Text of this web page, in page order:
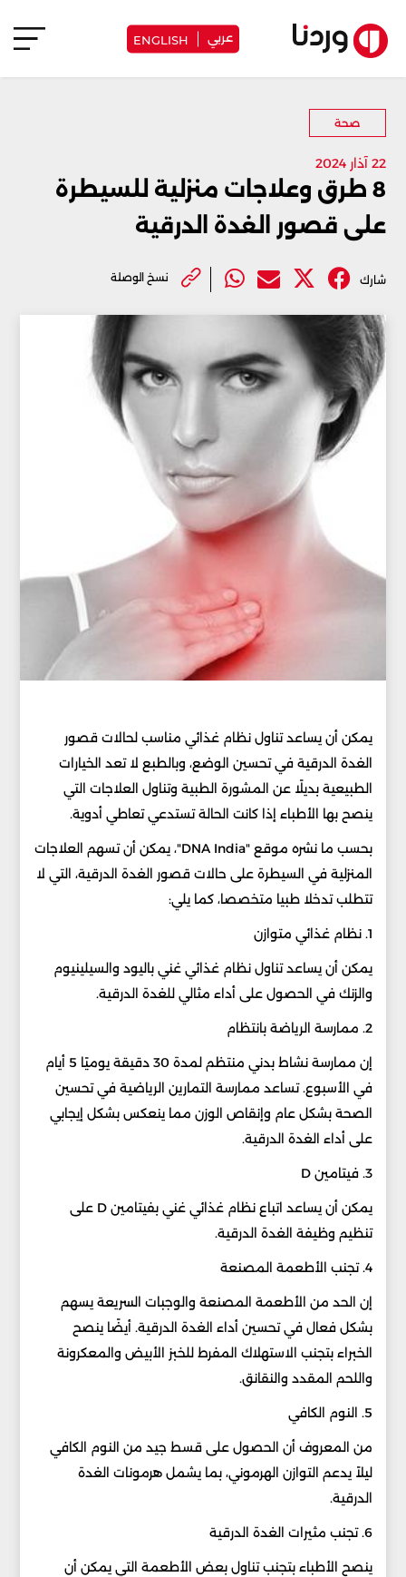
عربي ENGLISH
صحة
22 آذار 2024
8 طرق وعلاجات منزلية للسيطرة
على قصور الغدة الدرقية
شارك نسخ الوصلة
يمكن أن يساعد تناول نظام غذائي مناسب لحالات قصور
الغدة الدرقية في تحسين الوضع، وبالطبع لا تعد الخيارات
الطبيعية بديلًا عن المشورة الطبية وتناول العلاجات التي
ينصح بها الأطباء إذا كانت الحالة تستدعي تعاطي أدوية.
بحسب ما نشره موقع "DNA India"، يمكن أن تسهم العلاجات
المنزلية في السيطرة على حالات قصور الغدة الدرقية، التي لا
تتطلب تدخلا طبيا متخصصا، كما يلي:
1. نظام غذائي متوازن
يمكن أن يساعد تناول نظام غذائي غني باليود والسيلينيوم
والزنك في الحصول على أداء مثالي للغدة الدرقية.
2. ممارسة الرياضة بانتظام
إن ممارسة نشاط بدني منتظم لمدة 30 دقيقة يوميًا 5 أيام
في الأسبوع. تساعد ممارسة التمارين الرياضية في تحسين
الصحة بشكل عام وإنقاص الوزن مما ينعكس بشكل إيجابي
على أداء الغدة الدرقية.
3. فيتامين D
يمكن أن يساعد اتباع نظام غذائي غني بفيتامين D على
تنظيم وظيفة الغدة الدرقية.
4. تجنب الأطعمة المصنعة
إن الحد من الأطعمة المصنعة والوجبات السريعة يسهم
بشكل فعال في تحسين أداء الغدة الدرقية. أيضًا ينصح
الخبراء بتجنب الاستهلاك المفرط للخبز الأبيض والمعكرونة
واللحم المقدد والنقانق.
5. النوم الكافي
من المعروف أن الحصول على قسط جيد من النوم الكافي
ليلاً يدعم التوازن الهرموني، بما يشمل هرمونات الغدة
الدرقية.
6. تجنب مثيرات الغدة الدرقية
ينصح الأطباء بتجنب تناول بعض الأطعمة التي يمكن أن